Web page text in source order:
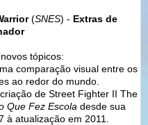
(SNES) - Extras de
tópicos:
comparação visual entre os
ao redor do mundo.
de Street Fighter II The
Que Fez Escola desde sua
à atualização em 2011.